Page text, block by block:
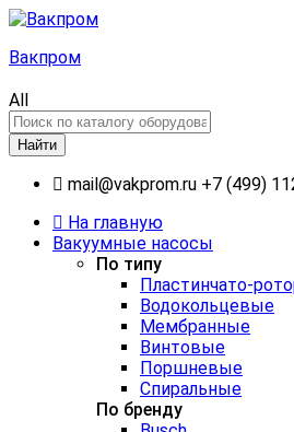
Вакпром
All
Найти
mail@vakprom.ru +7 (499)
На главную
Вакуумные насосы
По типу
Пластинчато-
Водокольцевые
Мембранные
Винтовые
Поршневые
Спиральные
По бренду